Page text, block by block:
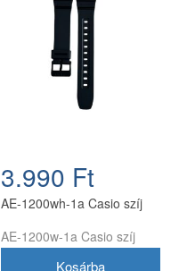
3.990 Ft
AE-1200wh-1a Casio szíj
AE-1200w-1a Casio szíj